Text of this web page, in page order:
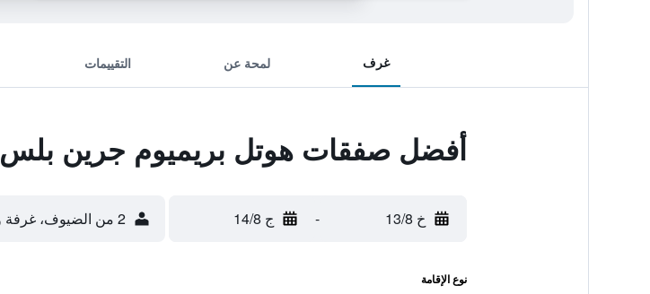
غرف لمحة عن التقييمات
أفضل صفقات هوتل بريميوم جرين بلس
خ 13/8 - ج 14/8 2 من الضيوف، غرفة واحدة
نوع الإقامة